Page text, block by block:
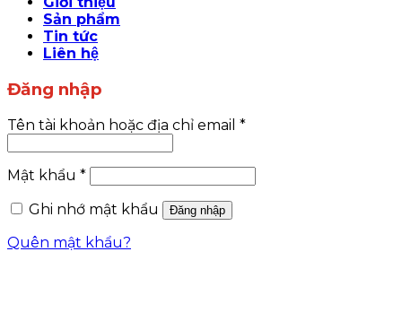
Sản phẩm
Tin tức
Liên hệ
Đăng nhập
Tên tài khoản hoặc địa chỉ email *
Mật khẩu *
Ghi nhớ mật khẩu
Đăng nhập
Quên mật khẩu?